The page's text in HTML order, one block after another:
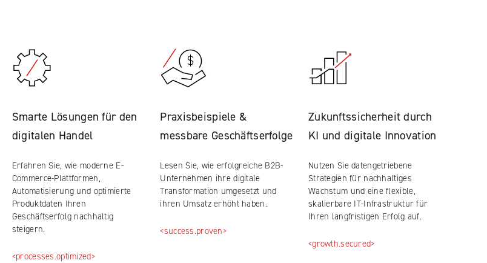
Smarte Lösungen für den
digitalen Handel
Erfahren Sie, wie moderne E-
Commerce-Plattformen,
Automatisierung und optimierte
Produktdaten Ihren
Geschäftserfolg nachhaltig
steigern.
<processes.optimized>
Praxisbeispiele &
messbare Geschäftserfolge
Lesen Sie, wie erfolgreiche B2B-
Unternehmen ihre digitale
Transformation umgesetzt und
ihren Umsatz erhöht haben.
<success.proven>
Zukunftssicherheit durch
KI und digitale Innovation
Nutzen Sie datengetriebene
Strategien für nachhaltiges
Wachstum und eine flexible,
skalierbare IT-Infrastruktur für
Ihren langfristigen Erfolg auf.
<growth.secured>